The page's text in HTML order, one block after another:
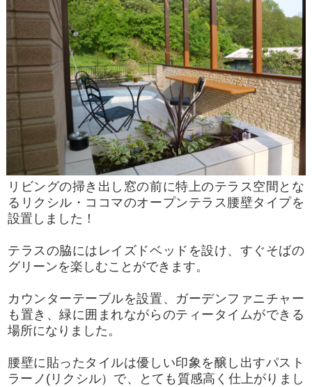
リビングの掃き出し窓の前に特上のテラス空間とな
るリクシル・ココマのオープンテラス腰壁タイプを
設置しました！
テラスの脇にはレイズドベッドを設け、すぐそばの
グリーンを楽しむことができます。
カウンターテーブルを設置、ガーデンファニチャー
も置き、緑に囲まれながらのティータイムができる
場所になりました。
腰壁に貼ったタイルは優しい印象を醸し出すパスト
ラーノ(リクシル）で、とても質感高く仕上がりまし